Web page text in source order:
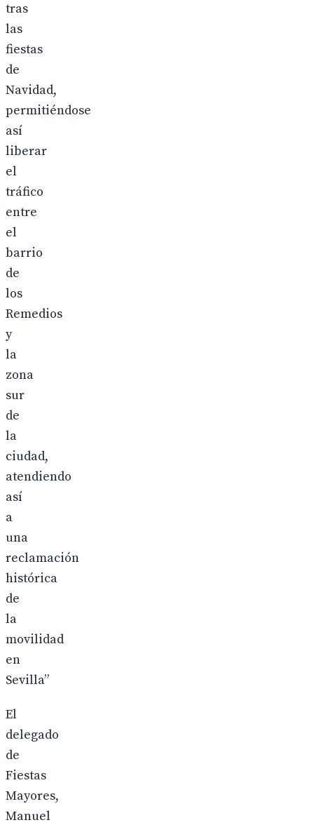
tras
las
fiestas
de
Navidad,
permitiéndose
así
liberar
el
tráfico
entre
el
barrio
de
los
Remedios
y
la
zona
sur
de
la
ciudad,
atendiendo
así
a
una
reclamación
histórica
de
la
movilidad
en
Sevilla”
El
delegado
de
Fiestas
Mayores,
Manuel